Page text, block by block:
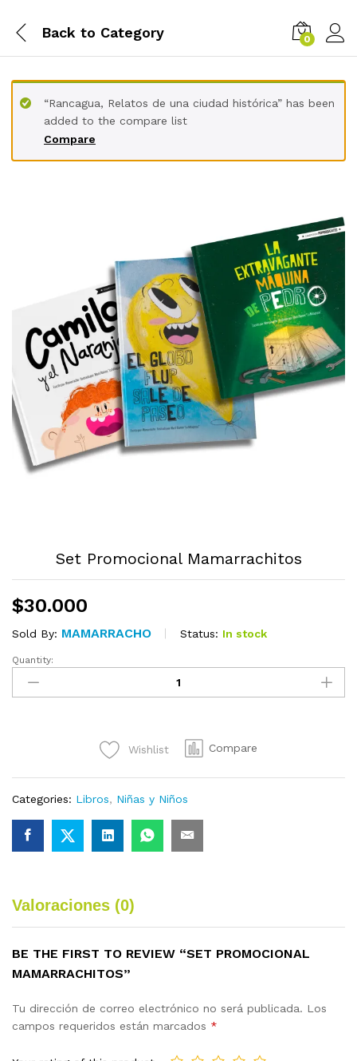
Back to Category 0
Compare
“Rancagua, Relatos de una ciudad histórica” has been
added to the compare list
Set Promocional Mamarrachitos
$30.000
Sold By: MAMARRACHO Status: In stock
Set
Promocional
Mamarrachitos
Quantity:
Wishlist Compare
Categories: Libros, Niñas y Niños
Valoraciones (0)
BE THE FIRST TO REVIEW “SET PROMOCIONAL
MAMARRACHITOS”
Tu dirección de correo electrónico no será publicada. Los
campos requeridos están marcados *